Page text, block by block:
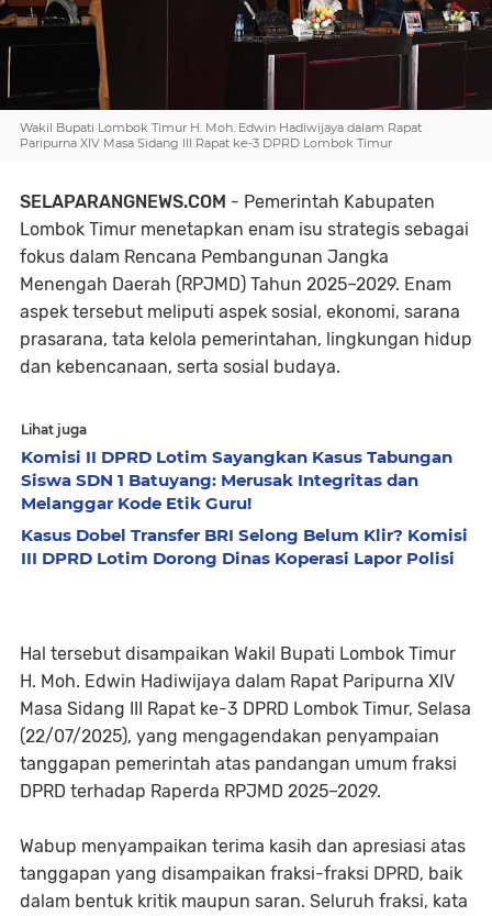
Wakil Bupati Lombok Timur H. Moh. Edwin Hadiwijaya dalam Rapat
Paripurna XIV Masa Sidang III Rapat ke-3 DPRD Lombok Timur
SELAPARANGNEWS.COM - Pemerintah Kabupaten
Lombok Timur menetapkan enam isu strategis sebagai
fokus dalam Rencana Pembangunan Jangka
Menengah Daerah (RPJMD) Tahun 2025–2029. Enam
aspek tersebut meliputi aspek sosial, ekonomi, sarana
prasarana, tata kelola pemerintahan, lingkungan hidup
dan kebencanaan, serta sosial budaya.
Lihat juga
Komisi II DPRD Lotim Sayangkan Kasus Tabungan
Siswa SDN 1 Batuyang: Merusak Integritas dan
Melanggar Kode Etik Guru!
Kasus Dobel Transfer BRI Selong Belum Klir? Komisi
III DPRD Lotim Dorong Dinas Koperasi Lapor Polisi
Hal tersebut disampaikan Wakil Bupati Lombok Timur
H. Moh. Edwin Hadiwijaya dalam Rapat Paripurna XIV
Masa Sidang III Rapat ke-3 DPRD Lombok Timur, Selasa
(22/07/2025), yang mengagendakan penyampaian
tanggapan pemerintah atas pandangan umum fraksi
DPRD terhadap Raperda RPJMD 2025–2029.
Wabup menyampaikan terima kasih dan apresiasi atas
tanggapan yang disampaikan fraksi-fraksi DPRD, baik
dalam bentuk kritik maupun saran. Seluruh fraksi, kata